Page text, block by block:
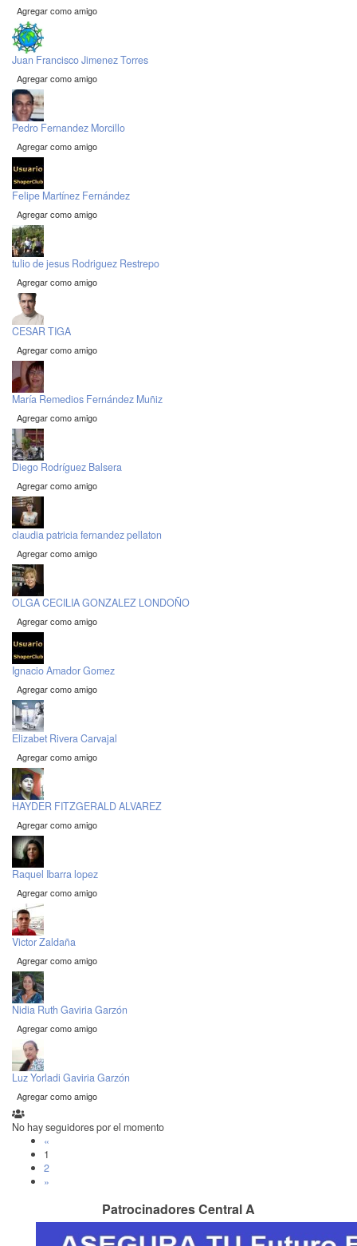
Agregar como amigo
Juan Francisco Jimenez Torres
Agregar como amigo
Pedro Fernandez Morcillo
Agregar como amigo
Felipe Martínez Fernández
Agregar como amigo
tulio de jesus Rodriguez Restrepo
Agregar como amigo
CESAR TIGA
Agregar como amigo
María Remedios Fernández Muñiz
Agregar como amigo
Diego Rodríguez Balsera
Agregar como amigo
claudia patricia fernandez pellaton
Agregar como amigo
OLGA CECILIA GONZALEZ LONDOÑO
Agregar como amigo
Ignacio Amador Gomez
Agregar como amigo
Elizabet Rivera Carvajal
Agregar como amigo
HAYDER FITZGERALD ALVAREZ
Agregar como amigo
Raquel Ibarra lopez
Agregar como amigo
Victor Zaldaña
Agregar como amigo
Nidia Ruth Gaviria Garzón
Agregar como amigo
Luz Yorladi Gaviria Garzón
Agregar como amigo
No hay seguidores por el momento
«
1
2
»
Patrocinadores Central A